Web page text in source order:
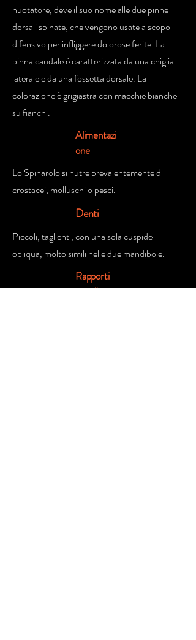
nuotatore, deve il suo nome alle due pinne
dorsali spinate, che vengono usate a scopo
difensivo per infliggere dolorose ferite. La
pinna caudale è caratterizzata da una chiglia
laterale e da una fossetta dorsale. La
colorazione è grigiastra con macchie bianche
su fianchi.
Alimentazi
one
Lo Spinarolo si nutre prevalentemente di
crostacei, molluschi o pesci.
Denti
Piccoli, taglienti, con una sola cuspide
obliqua, molto simili nelle due mandibole.
Rapporti
con l'uomo